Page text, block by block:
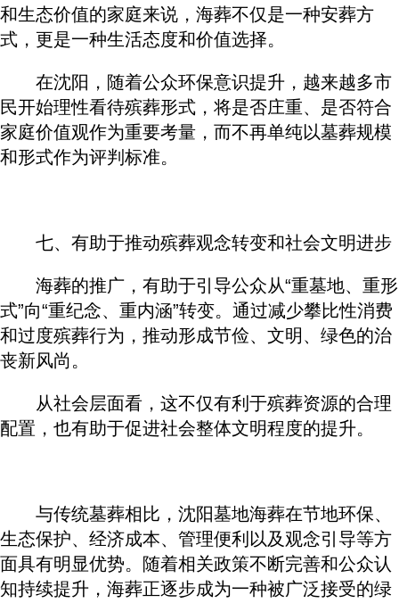
和生态价值的家庭来说，海葬不仅是一种安葬方
式，更是一种生活态度和价值选择。
在沈阳，随着公众环保意识提升，越来越多市
民开始理性看待殡葬形式，将是否庄重、是否符合
家庭价值观作为重要考量，而不再单纯以墓葬规模
和形式作为评判标准。
七、有助于推动殡葬观念转变和社会文明进步
海葬的推广，有助于引导公众从“重墓地、重形
式”向“重纪念、重内涵”转变。通过减少攀比性消费
和过度殡葬行为，推动形成节俭、文明、绿色的治
丧新风尚。
从社会层面看，这不仅有利于殡葬资源的合理
配置，也有助于促进社会整体文明程度的提升。
与传统墓葬相比，沈阳墓地海葬在节地环保、
生态保护、经济成本、管理便利以及观念引导等方
面具有明显优势。随着相关政策不断完善和公众认
知持续提升，海葬正逐步成为一种被广泛接受的绿